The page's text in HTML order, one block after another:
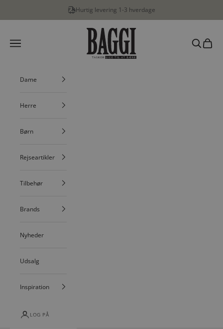
Hurtig levering 1-3 hverdage
BAGGI
Menu
Søg
Dame
Herre
Børn
Rejseartikler
Tilbehør
Brands
Nyheder
Udsalg
Inspiration
LOG PÅ